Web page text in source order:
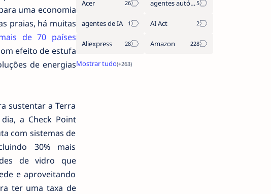
uma economia
praias, há muitas
de 70 países
efeito de estufa
de energias
sustentar a Terra
a Check Point
com sistemas de
30% mais
de vidro que
e aproveitando
ter uma taxa de
Acer agentes autónomos
agentes de IA AI Act
Aliexpress Amazon